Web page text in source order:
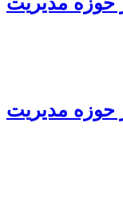
حوزه مدیریت